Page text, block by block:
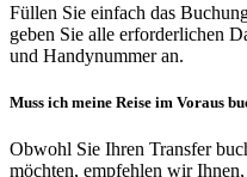
Füllen Sie einfach das
geben Sie alle erforderlichen
und Handynummer an.
Muss ich meine Reise im Voraus
Obwohl Sie Ihren Transfer
möchten, empfehlen wir